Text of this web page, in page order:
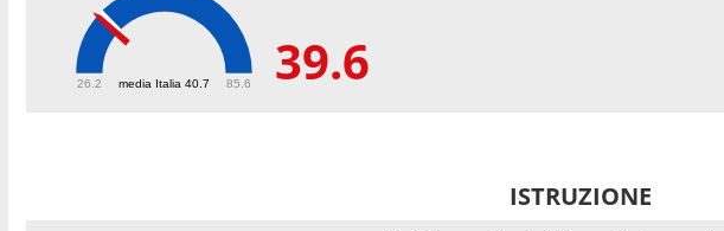
media Italia 40.7
26.2 85.6 39.6
ISTRUZIONE